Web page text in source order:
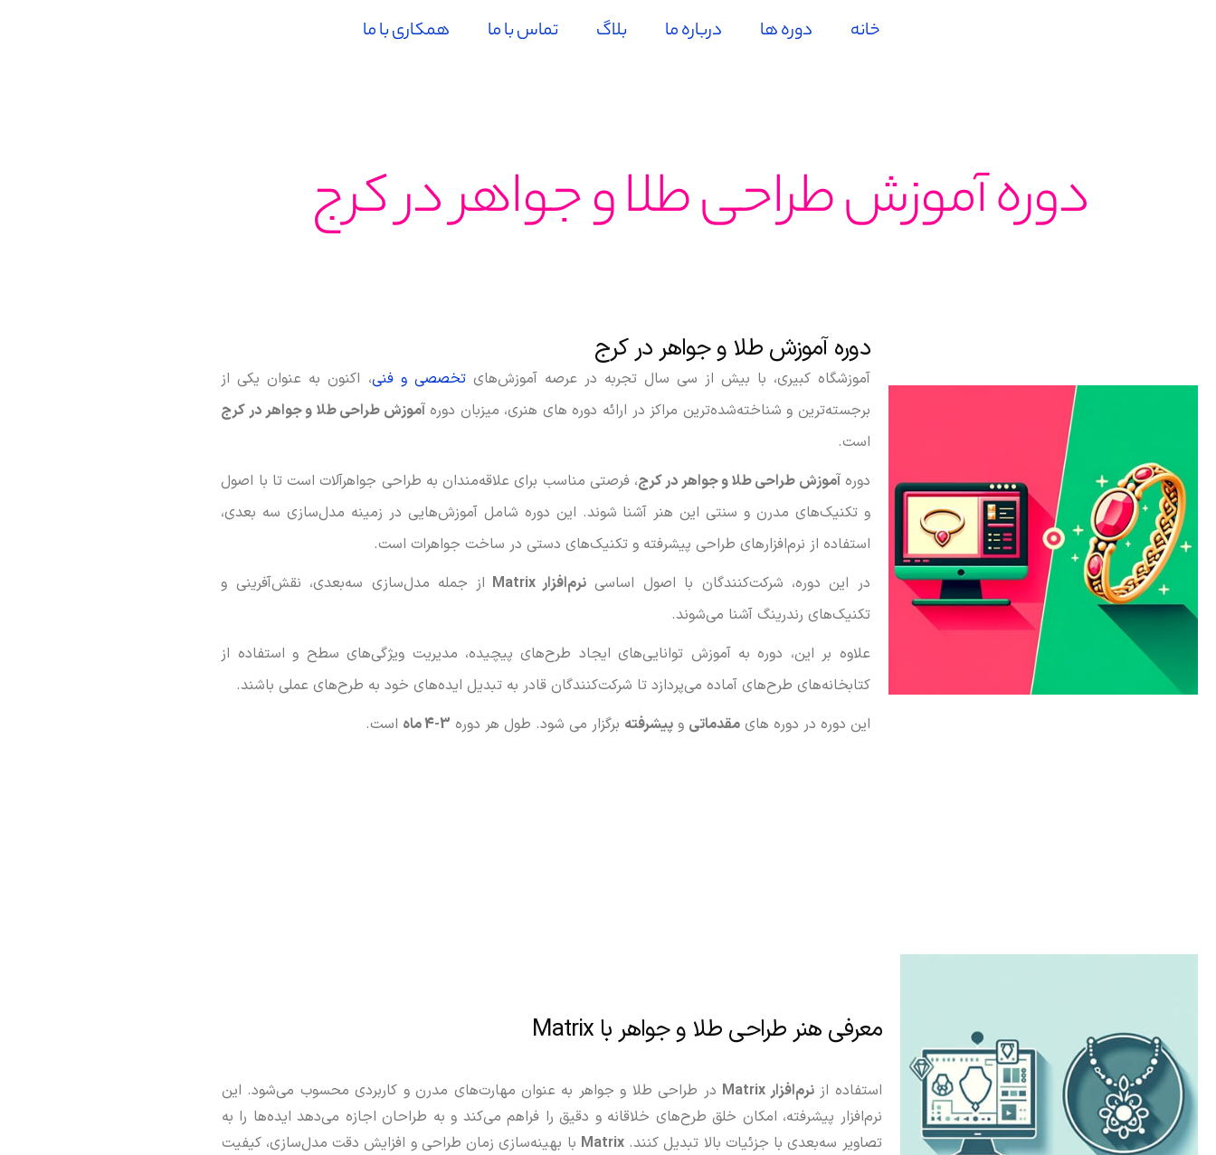
خانه دوره ها درباره ما بلاگ تماس با ما همکاری با ما
دوره آموزش طراحی طلا و جواهر در کرج
دوره آموزش طلا و جواهر در کرج
آموزشگاه کبیری، با بیش از سی سال تجربه در عرصه آموزش‌هایتخصصی و فنی، اکنون به عنوان یکی از
برجسته‌ترین و شناخته‌شده‌ترین مراکز در ارائه دوره های هنری، میزبان دوره‌آموزش طراحی طلا و جواهر در کرج
است.
دورهآموزش طراحی طلا و جواهر در کرج، فرصتی مناسب برای علاقه‌مندان به طراحی جواهرآلات است تا با اصول
و تکنیک‌های مدرن و سنتی این هنر آشنا شوند. این دوره شامل آموزش‌هایی در زمینه مدل‌سازی سه بعدی،
استفاده از نرم‌افزارهای طراحی پیشرفته و تکنیک‌های دستی در ساخت جواهرات است.
در این دوره، شرکت‌کنندگان با اصول اساسی نرم‌افزار Matrix
از جمله مدل‌سازی سه‌بعدی، نقش‌آفرینی و
تکنیک‌های رندرینگ آشنا می‌شوند.
علاوه بر این، دوره به آموزش توانایی‌های ایجاد طرح‌های پیچیده، مدیریت ویژگی‌های سطح و استفاده از
کتابخانه‌های طرح‌های آماده می‌پردازد تا شرکت‌کنندگان قادر به تبدیل ایده‌های خود به طرح‌های عملی باشند.
این دوره در دوره هایمقدماتی وپیشرفته برگزار می شود. طول هر دوره 3-4 ماه است.
معرفی هنر طراحی طلا و جواهر با Matrix
استفاده ازنرم‌افزار Matrix
در طراحی طلا و جواهر به عنوان مهارت‌های مدرن و کاربردی محسوب می‌شود. این
نرم‌افزار پیشرفته، امکان خلق طرح‌های خلاقانه و دقیق را فراهم می‌کند و به طراحان اجازه می‌دهد ایده‌ها را به
تصاویر سه‌بعدی با جزئیات بالا تبدیل کنند.Matrix با بهینه‌سازی زمان طراحی و افزایش دقت مدل‌سازی، کیفیت